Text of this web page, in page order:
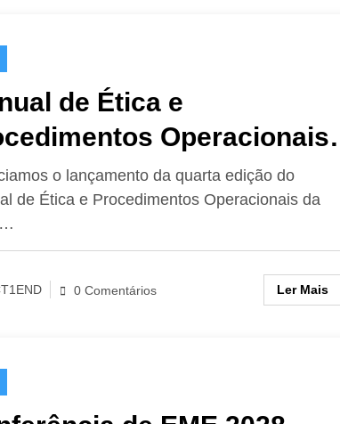
de Ética e
Operacionais
para o Radioamador,
o lançamento da quarta edição do
de Ética e Procedimentos Operacionais da
0 Comentários Ler Mais